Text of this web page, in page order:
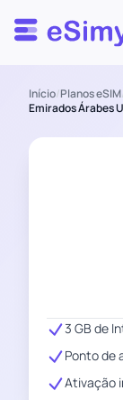
Esimy
Início/Planos eSIM
Emirados Árabes
3 GB de
Ponto de
Ativação